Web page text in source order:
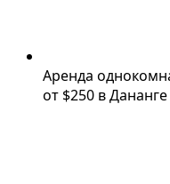
Аренда
от $250 в